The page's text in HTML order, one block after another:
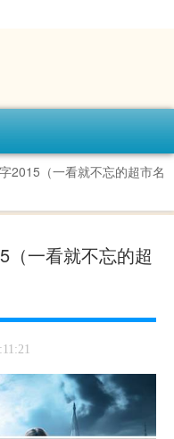
2015（一看就不忘的超市名
（一看就不忘的超